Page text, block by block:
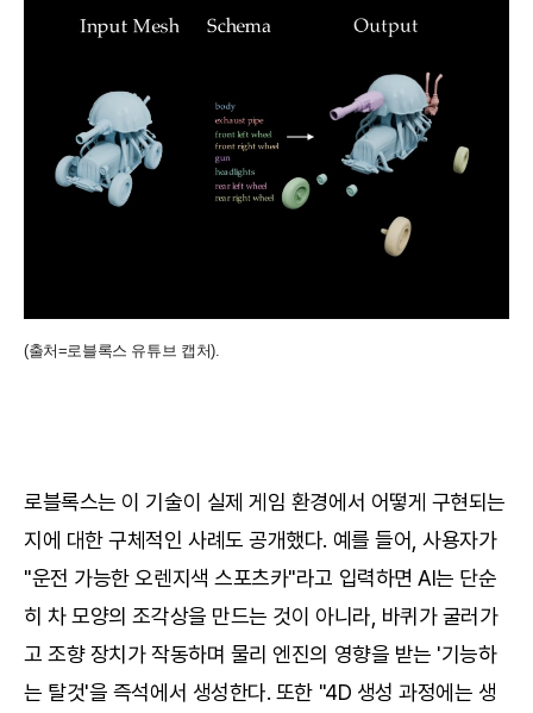
(출처=로블록스 유튜브 캡처).
로블록스는 이 기술이 실제 게임 환경에서 어떻게 구현되는
지에 대한 구체적인 사례도 공개했다. 예를 들어, 사용자가
"운전 가능한 오렌지색 스포츠카"라고 입력하면 AI는 단순
히 차 모양의 조각상을 만드는 것이 아니라, 바퀴가 굴러가
고 조향 장치가 작동하며 물리 엔진의 영향을 받는 '기능하
는 탈것'을 즉석에서 생성한다. 또한 "4D 생성 과정에는 생